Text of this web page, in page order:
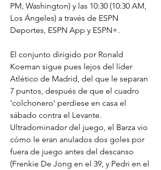
PM, Washington) y las 10:30 (10:30 AM,
Los Ángeles) a través de ESPN
Deportes, ESPN App y ESPN+.
El conjunto dirigido por Ronald
Koeman sigue pues lejos del líder
Atlético de Madrid, del que le separan
7 puntos, después de que el cuadro
'colchonero' perdiese en casa el
sábado contra el Levante.
Ultradominador del juego, el Barza vio
cómo le eran anulados dos goles por
fuera de juego antes del descanso
(Frenkie De Jong en el 39, y Pedri en el